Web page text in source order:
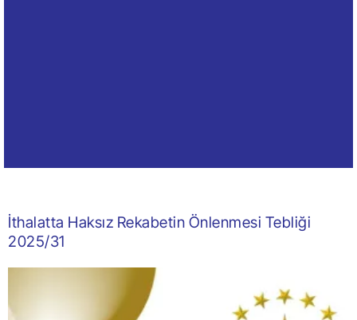
İthalatta Haksız Rekabetin Önlenmesi Tebliği
2025/31